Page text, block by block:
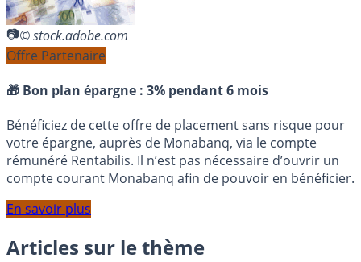
© stock.adobe.com
Offre Partenaire
🎁 Bon plan épargne : 3% pendant 6 mois
Bénéficiez de cette offre de placement sans risque pour
votre épargne, auprès de Monabanq, via le compte
rémunéré Rentabilis. Il n’est pas nécessaire d’ouvrir un
compte courant Monabanq afin de pouvoir en bénéficier.
En savoir plus
Articles sur le thème